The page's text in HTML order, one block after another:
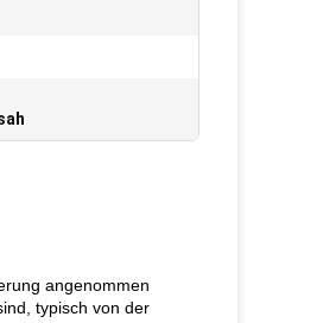
angenommen
typisch von der